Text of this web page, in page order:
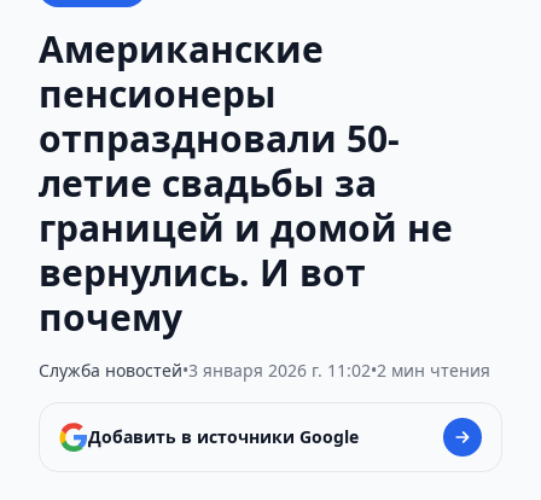
Американские
пенсионеры
отпраздновали 50-
летие свадьбы за
границей и домой не
вернулись. И вот
почему
Служба новостей•3 января 2026 г. 11:02•2 мин чтения
Добавить в источники Google